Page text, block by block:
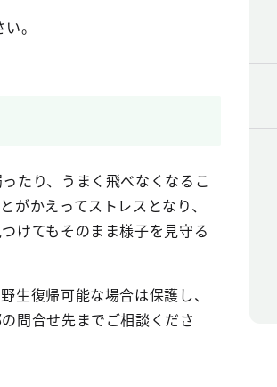
。
たり、うまく飛べなくなるこ
がかえってストレスとなり、
けてもそのまま様子を見守る
生復帰可能な場合は保護し、
問合せ先までご相談くださ